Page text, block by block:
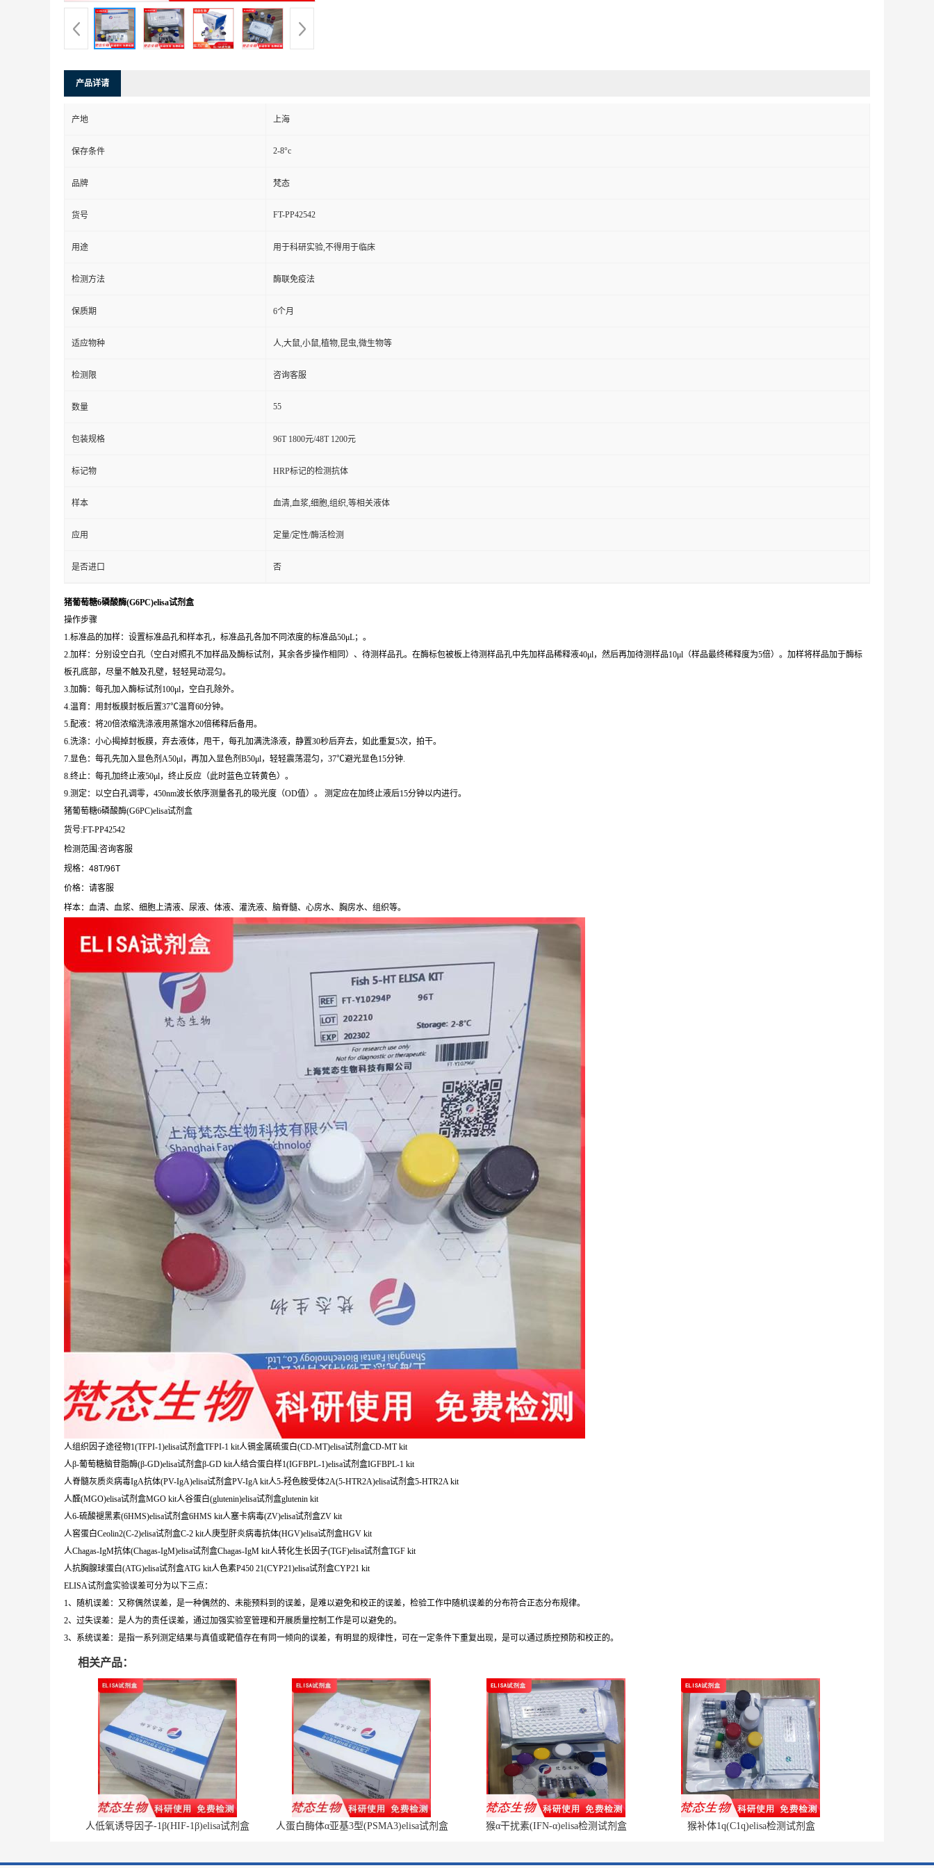
产品详请
产地 上海
保存条件 2-8°c
品牌 梵态
货号 FT-PP42542
用途 用于科研实验,不得用于临床
检测方法 酶联免疫法
保质期 6个月
适应物种 人,大鼠,小鼠,植物,昆虫,微生物等
检测限 咨询客服
数量 55
包装规格 96T 1800元/48T 1200元
标记物 HRP标记的检测抗体
样本 血清,血浆,细胞,组织,等相关液体
应用 定量/定性/酶活检测
是否进口 否
猪葡萄糖6磷酸酶(G6PC)elisa试剂盒
操作步骤
1.标准品的加样：设置标准品孔和样本孔，标准品孔各加不同浓度的标准品50μL；。
2.加样：分别设空白孔（空白对照孔不加样品及酶标试剂，其余各步操作相同）、待测样品孔。在酶标包被板上待测样品孔中先加样品稀释液40μl，然后再加待测样品10μl（样品最终稀释度为5倍）。加样将样品加于酶标
板孔底部，尽量不触及孔壁，轻轻晃动混匀。
3.加酶：每孔加入酶标试剂100μl，空白孔除外。
4.温育：用封板膜封板后置37℃温育60分钟。
5.配液：将20倍浓缩洗涤液用蒸馏水20倍稀释后备用。
6.洗涤：小心揭掉封板膜，弃去液体，甩干，每孔加满洗涤液，静置30秒后弃去，如此重复5次，拍干。
7.显色：每孔先加入显色剂A50μl，再加入显色剂B50μl，轻轻震荡混匀，37℃避光显色15分钟.
8.终止：每孔加终止液50μl，终止反应（此时蓝色立转黄色）。
9.测定：以空白孔调零，450nm波长依序测量各孔的吸光度（OD值）。 测定应在加终止液后15分钟以内进行。
猪葡萄糖6磷酸酶(G6PC)elisa试剂盒
货号:FT-PP42542
检测范围:咨询客服
规格：48T/96T
价格：请客服
样本：血清、血浆、细胞上清液、尿液、体液、灌洗液、脑脊髓、心房水、胸房水、组织等。
人组织因子途径物1(TFPI-1)elisa试剂盒TFPI-1 kit人镉金属硫蛋白(CD-MT)elisa试剂盒CD-MT kit
人β-葡萄糖脑苷脂酶(β-GD)elisa试剂盒β-GD kit人结合蛋白样1(IGFBPL-1)elisa试剂盒IGFBPL-1 kit
人脊髓灰质炎病毒IgA抗体(PV-IgA)elisa试剂盒PV-IgA kit人5-羟色胺受体2A(5-HTR2A)elisa试剂盒5-HTR2A kit
人醛(MGO)elisa试剂盒MGO kit人谷蛋白(glutenin)elisa试剂盒glutenin kit
人6-硫酸褪黑素(6HMS)elisa试剂盒6HMS kit人塞卡病毒(ZV)elisa试剂盒ZV kit
人窖蛋白Ceolin2(C-2)elisa试剂盒C-2 kit人庚型肝炎病毒抗体(HGV)elisa试剂盒HGV kit
人Chagas-IgM抗体(Chagas-IgM)elisa试剂盒Chagas-IgM kit人转化生长因子(TGF)elisa试剂盒TGF kit
人抗胸腺球蛋白(ATG)elisa试剂盒ATG kit人色素P450 21(CYP21)elisa试剂盒CYP21 kit
ELISA试剂盒实验误差可分为以下三点：
1、随机误差：又称偶然误差，是一种偶然的、未能预料到的误差，是难以避免和校正的误差，检验工作中随机误差的分布符合正态分布规律。
2、过失误差：是人为的责任误差，通过加强实验室管理和开展质量控制工作是可以避免的。
3、系统误差：是指一系列测定结果与真值或靶值存在有同一倾向的误差，有明显的规律性，可在一定条件下重复出现，是可以通过质控预防和校正的。
相关产品：
人低氧诱导因子-1β(HIF-1β)elisa试剂盒 人蛋白酶体α亚基3型(PSMA3)elisa试剂盒 猴α干扰素(IFN-α)elisa检测试剂盒 猴补体1q(C1q)elisa检测试剂盒